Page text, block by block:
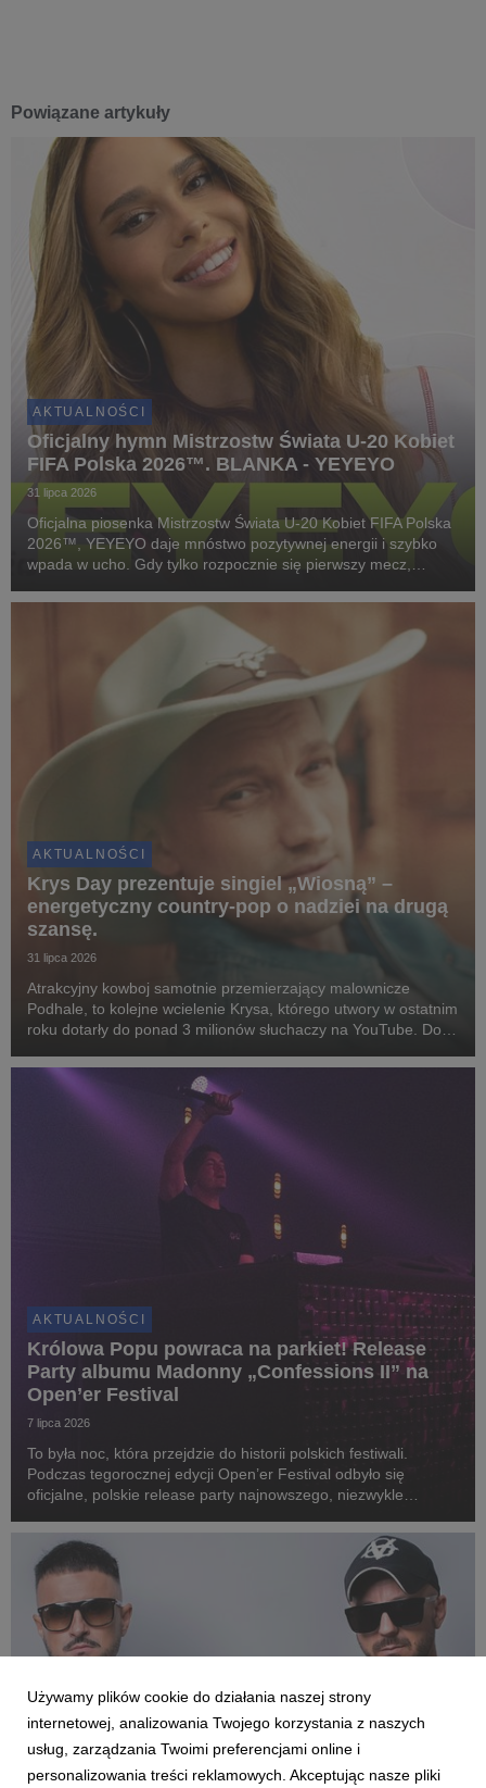
Powiązane artykuły
AKTUALNOŚCI
Oficjalny hymn Mistrzostw Świata U-20 Kobiet
FIFA Polska 2026™. BLANKA - YEYEYO
31 lipca 2026
Oficjalna piosenka Mistrzostw Świata U-20 Kobiet FIFA Polska
2026™, YEYEYO daje mnóstwo pozytywnej energii i szybko
wpada w ucho. Gdy tylko rozpocznie się pierwszy mecz,
tego utworu!
AKTUALNOŚCI
Krys Day prezentuje singiel „Wiosną” –
energetyczny country-pop o nadziei na drugą
szansę.
31 lipca 2026
Atrakcyjny kowboj samotnie przemierzający malownicze
Podhale, to kolejne wcielenie Krysa, którego utwory w ostatnim
roku dotarły do ponad 3 milionów słuchaczy na YouTube. Do
reżyserów.
AKTUALNOŚCI
Królowa Popu powraca na parkiet! Release
Party albumu Madonny „Confessions II” na
Open’er Festival
7 lipca 2026
To była noc, która przejdzie do historii polskich festiwali.
Podczas tegorocznej edycji Open’er Festival odbyło się
oficjalne, polskie release party najnowszego, niezwykle
„CLUB CONFESSIONS”. Gościem specjalnym wyda...
Używamy plików cookie do działania naszej strony
internetowej, analizowania Twojego korzystania z naszych
usług, zarządzania Twoimi preferencjami online i
personalizowania treści reklamowych. Akceptując nasze pliki